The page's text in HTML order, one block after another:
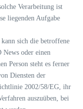
Verarbeitung ist
liegenden Aufgabe
sich die betroffene
News oder einen
Person steht es ferner
Diensten der
2002/58/EG, ihr
auszuüben, bei